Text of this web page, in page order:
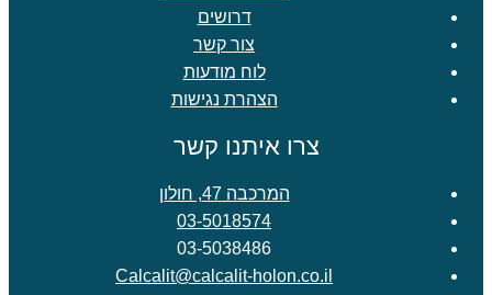
דרושים
צור קשר
לוח מודעות
הצהרת נגישות
צרו איתנו קשר
המרכבה 47, חולון
03-5018574
03-5038486
Calcalit@calcalit-holon.co.il